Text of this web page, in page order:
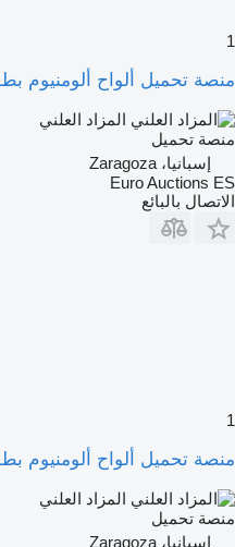
1
منصة تحميل ألواح ألومنيوم بطول 250 سم، 6
المزاد العلني
منصة تحميل
إسبانيا، Zaragoza
Euro Auctions ES
الاتصال بالبائع
1
منصة تحميل ألواح ألومنيوم بطول 250 سم، 6
المزاد العلني
منصة تحميل
إسبانيا، Zaragoza